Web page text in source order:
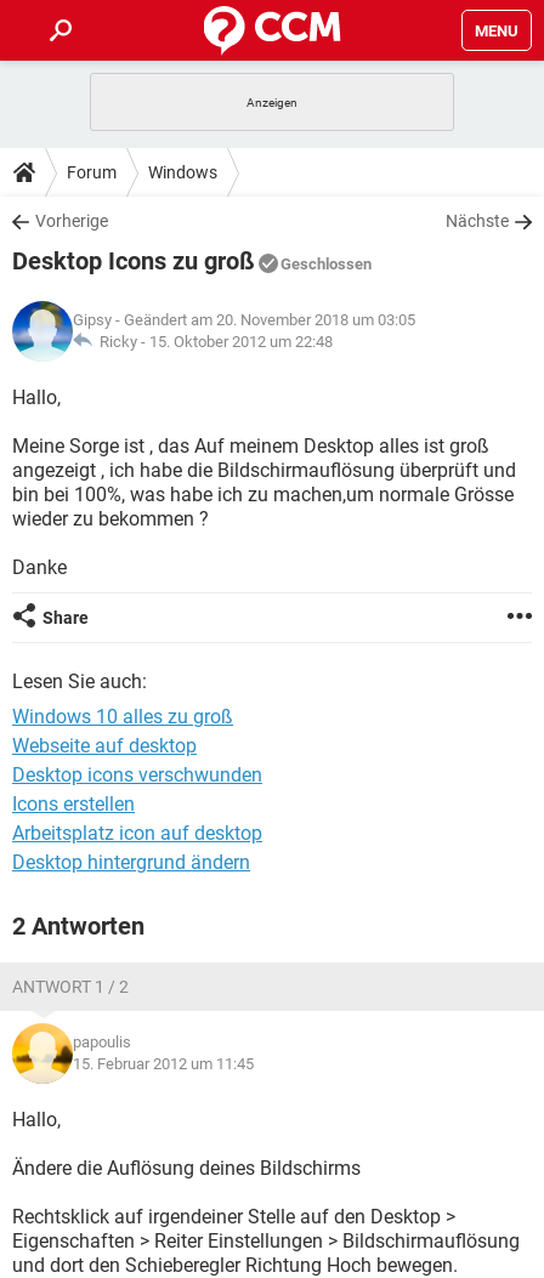
MENU
ANDROID
WINDOWS 10
WHATSAPP TIKTOK
FACEBOOK
TIPPS & TRICKS
SPIELE
WHATSAPP TIKTOK
FACEBOOK
DOWNLOADS
SPIELE STREAMING
ANDROID
WINDOWS 10 INSTAGRAM
WHATSAPP
SPIELE STREAMING
ANDROID
WINDOWS 10
WHATSAPP TIKTOK
FACEBOOK HARDWARE
LEXIKON
SPIELE
WINDOWS 10 INSTAGRAM
WHATSAPP
Forum Windows
Vorherige Nächste
Desktop Icons zu groß Geschlossen
Gipsy - Geändert am 20. November 2018 um 03:05
Ricky - 15. Oktober 2012 um 22:48
Hallo,
Meine Sorge ist , das Auf meinem Desktop alles ist groß
angezeigt , ich habe die Bildschirmauflösung überprüft und
bin bei 100%, was habe ich zu machen,um normale Grösse
wieder zu bekommen ?
Danke
Share
Lesen Sie auch:
Windows 10 alles zu groß
Webseite auf desktop
Desktop icons verschwunden
Icons erstellen
Arbeitsplatz icon auf desktop
Desktop hintergrund ändern
2 Antworten
ANTWORT 1 / 2
papoulis
15. Februar 2012 um 11:45
Hallo,
Ändere die Auflösung deines Bildschirms
Rechtsklick auf irgendeiner Stelle auf den Desktop >
Eigenschaften > Reiter Einstellungen > Bildschirmauflösung
und dort den Schieberegler Richtung Hoch bewegen.